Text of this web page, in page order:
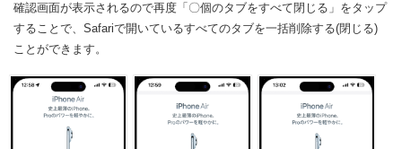
確認画面が表示されるので再度「〇個のタブをすべて閉じる」をタップ
することで、Safariで開いているすべてのタブを一括削除する(閉じる)
ことができます。